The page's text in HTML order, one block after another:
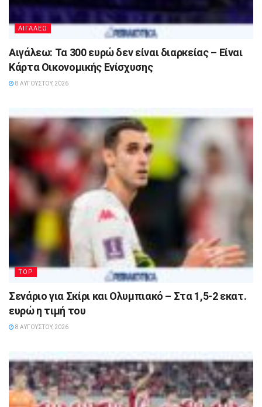
ΑΙΓΑΛΕΩ
Αιγάλεω: Τα 300 ευρώ δεν είναι διαρκείας – Είναι
Κάρτα Οικονομικής Ενίσχυσης
8 ΑΥΓΟΎΣΤΟΥ, 2026
TOP
Σενάριο για Σκίρι και Ολυμπιακό – Στα 1,5-2 εκατ.
ευρώ η τιμή του
8 ΑΥΓΟΎΣΤΟΥ, 2026